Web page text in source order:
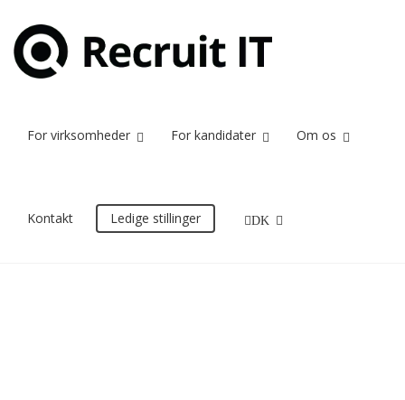
For virksomheder For kandidater Om os
Kontakt Ledige stillinger DK
humor